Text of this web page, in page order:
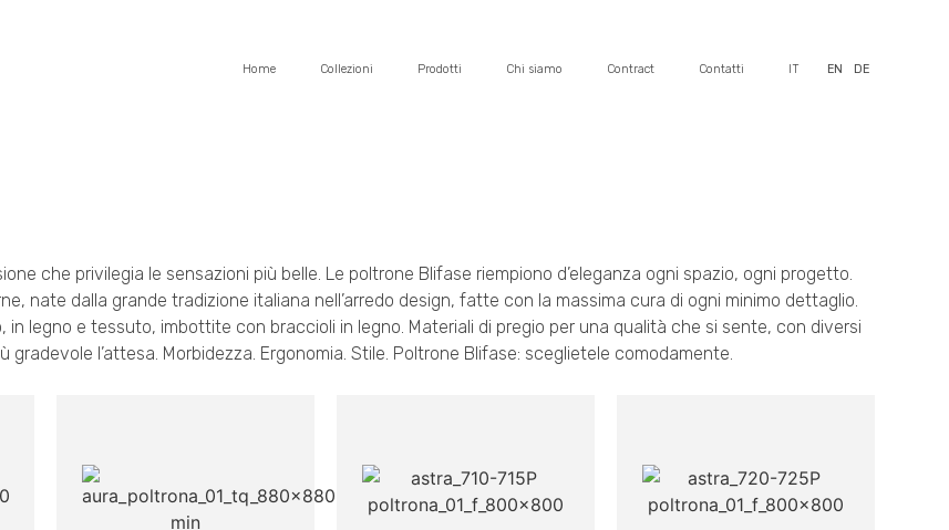
Home Collezioni Prodotti Chi siamo Contract Contatti IT EN DE
che privilegia le sensazioni più belle. Le poltrone Blifase riempiono d’eleganza ogni spazio, ogni progetto.
nate dalla grande tradizione italiana nell’arredo design, fatte con la massima cura di ogni minimo dettaglio.
in legno e tessuto, imbottite con braccioli in legno. Materiali di pregio per una qualità che si sente, con diversi
gradevole l’attesa. Morbidezza. Ergonomia. Stile. Poltrone Blifase: sceglietele comodamente.